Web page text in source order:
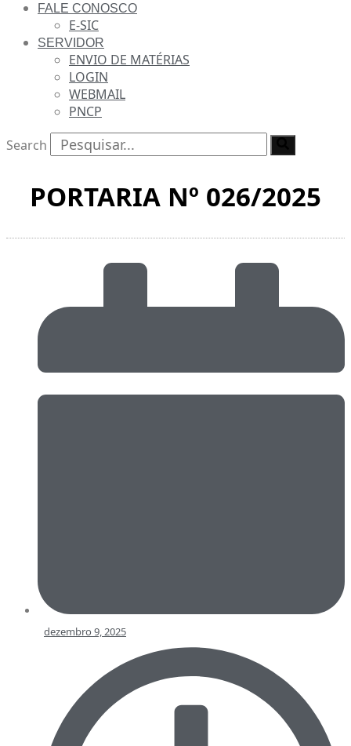
FALE CONOSCO
E-SIC
SERVIDOR
ENVIO DE MATÉRIAS
LOGIN
WEBMAIL
PNCP
Search
PORTARIA Nº 026/2025
dezembro 9, 2025